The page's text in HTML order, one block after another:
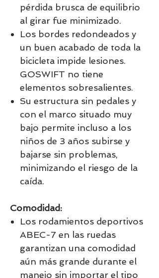
pérdida brusca de equilibrio
al girar fue minimizado.
Los bordes redondeados y
un buen acabado de toda la
bicicleta impide lesiones.
GOSWIFT no tiene
elementos sobresalientes.
Su estructura sin pedales y
con el marco situado muy
bajo permite incluso a los
niños de 3 años subirse y
bajarse sin problemas,
minimizando el riesgo de la
caída.
Comodidad:
Los rodamientos deportivos
ABEC-7 en las ruedas
garantizan una comodidad
aún más grande durante el
manejo sin importar el tipo